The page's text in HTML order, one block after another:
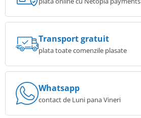
Transport gratuit
plata toate comenzile plasate
Whatsapp
contact de Luni pana Vineri